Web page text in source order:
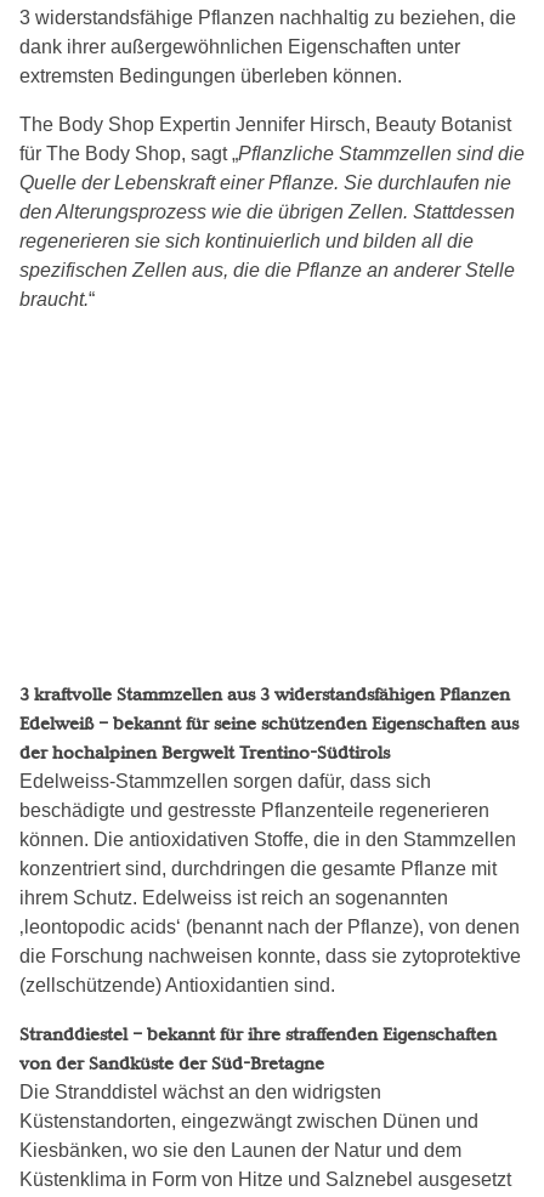
3 widerstandsfähige Pflanzen nachhaltig zu beziehen, die
dank ihrer außergewöhnlichen Eigenschaften unter
extremsten Bedingungen überleben können.
The Body Shop Expertin Jennifer Hirsch, Beauty Botanist
für The Body Shop, sagt „Pflanzliche Stammzellen sind die
Quelle der Lebenskraft einer Pflanze. Sie durchlaufen nie
den Alterungsprozess wie die übrigen Zellen. Stattdessen
regenerieren sie sich kontinuierlich und bilden all die
spezifischen Zellen aus, die die Pflanze an anderer Stelle
braucht.“
3 kraftvolle Stammzellen aus 3 widerstandsfähigen Pflanzen
Edelweiß – bekannt für seine schützenden Eigenschaften aus
der hochalpinen Bergwelt Trentino-Südtirols
Edelweiss-Stammzellen sorgen dafür, dass sich
beschädigte und gestresste Pflanzenteile regenerieren
können. Die antioxidativen Stoffe, die in den Stammzellen
konzentriert sind, durchdringen die gesamte Pflanze mit
ihrem Schutz. Edelweiss ist reich an sogenannten
‚leontopodic acids‘ (benannt nach der Pflanze), von denen
die Forschung nachweisen konnte, dass sie zytoprotektive
(zellschützende) Antioxidantien sind.
Stranddiestel – bekannt für ihre straffenden Eigenschaften
von der Sandküste der Süd-Bretagne
Die Stranddistel wächst an den widrigsten
Küstenstandorten, eingezwängt zwischen Dünen und
Kiesbänken, wo sie den Launen der Natur und dem
Küstenklima in Form von Hitze und Salznebel ausgesetzt